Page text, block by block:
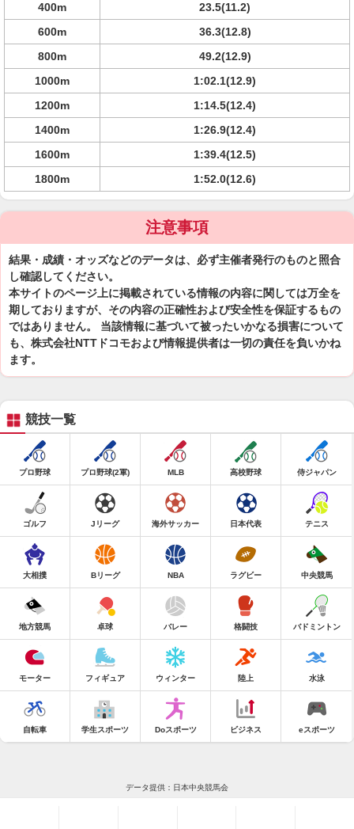
400m
23.5(11.2)
600m
36.3(12.8)
800m
49.2(12.9)
1000m
1:02.1(12.9)
1200m
1:14.5(12.4)
1400m
1:26.9(12.4)
1600m
1:39.4(12.5)
1800m
1:52.0(12.6)
注意事項
結果・成績・オッズなどのデータは、必ず主催者発行のものと照合
し確認してください。
本サイトのページ上に掲載されている情報の内容に関しては万全を
期しておりますが、その内容の正確性および安全性を保証するもの
ではありません。 当該情報に基づいて被ったいかなる損害について
も、株式会社NTTドコモおよび情報提供者は一切の責任を負いかね
ます。
競技一覧
プロ野球 プロ野球(2軍) MLB 高校野球 侍ジャパン
ゴルフ Jリーグ 海外サッカー 日本代表 テニス
大相撲 Bリーグ NBA ラグビー 中央競馬
地方競馬 卓球 バレー 格闘技 バドミントン
モーター フィギュア ウィンター 陸上 水泳
自転車 学生スポーツ Doスポーツ ビジネス eスポーツ
データ提供：日本中央競馬会